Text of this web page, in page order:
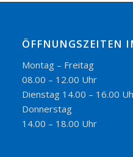
ÖFFNUNGSZEITEN
Montag – Freitag
08.00 – 12.00 Uhr
Dienstag 14.00 – 16.00
Donnerstag
14.00 – 18.00 Uhr